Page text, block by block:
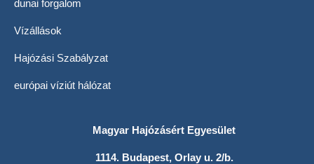
dunai forgalom
Vízállások
Hajózási Szabályzat
európai víziút hálózat
Magyar Hajózásért Egyesület
1114. Budapest, Orlay u. 2/b.